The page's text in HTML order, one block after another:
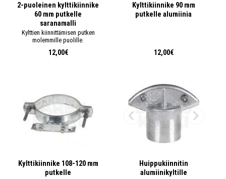
2-puoleinen kylttikiinnike
60 mm putkelle
saranamalli
Kylttien kiinnittämisen putken
molemmille puolille.
12,00€
Kylttikiinnike 90 mm
putkelle alumiinia
12,00€
Kylttikiinnike 108-120 mm
putkelle
Huippukiinnitin
alumiinikyltille